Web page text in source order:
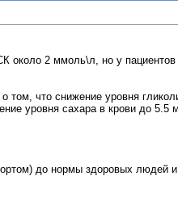
около 2 ммоль\л, но у
что снижение уровня
уровня сахара в крови до
до нормы здоровых людей и